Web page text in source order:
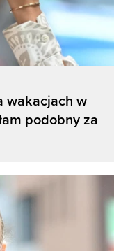
wakacjach w
podobny za